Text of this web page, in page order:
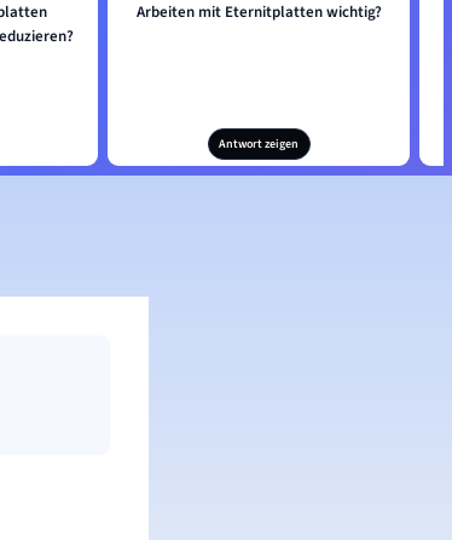
Arbeiten mit Eternitplatten wichtig?
Antwort zeigen